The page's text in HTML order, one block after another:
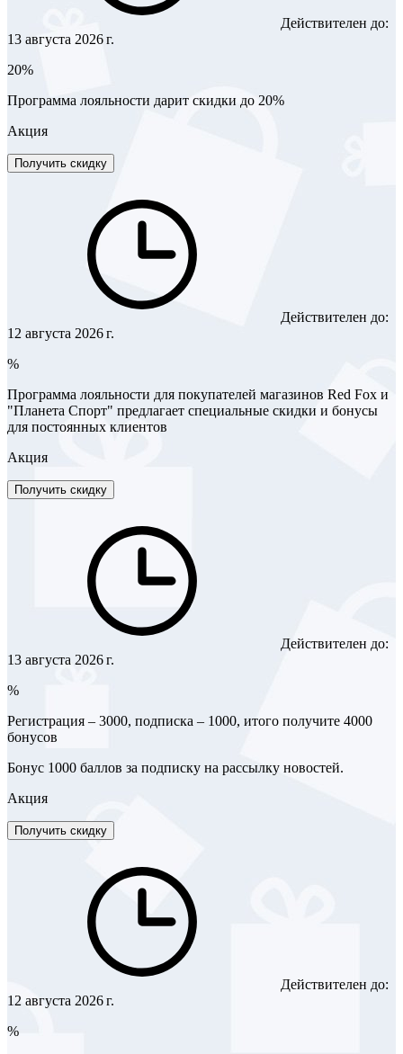
Действителен до:
13 августа 2026 г.
20%
Программа лояльности дарит скидки до 20%
Акция
Получить скидку
Действителен до:
12 августа 2026 г.
%
Программа лояльности для покупателей магазинов Red Fox и
"Планета Спорт" предлагает специальные скидки и бонусы
для постоянных клиентов
Акция
Получить скидку
Действителен до:
13 августа 2026 г.
%
Регистрация – 3000, подписка – 1000, итого получите 4000
бонусов
Бонус 1000 баллов за подписку на рассылку новостей.
Акция
Получить скидку
Действителен до:
12 августа 2026 г.
%